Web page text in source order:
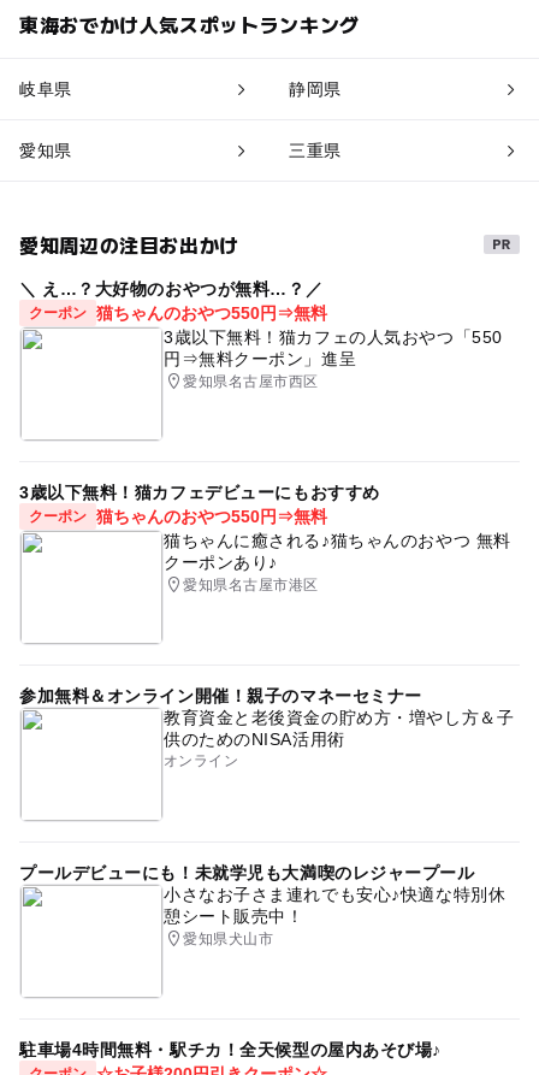
東海おでかけ人気スポットランキング
岐阜県 静岡県
愛知県 三重県
愛知周辺の注目お出かけ
＼ え…？大好物のおやつが無料…？／
クーポン 猫ちゃんのおやつ550円⇒無料
3歳以下無料！猫カフェの人気おやつ「550
円⇒無料クーポン」進呈
愛知県名古屋市西区
3歳以下無料！猫カフェデビューにもおすすめ
クーポン 猫ちゃんのおやつ550円⇒無料
猫ちゃんに癒される♪猫ちゃんのおやつ 無料
クーポンあり♪
愛知県名古屋市港区
参加無料＆オンライン開催！親子のマネーセミナー
教育資金と老後資金の貯め方・増やし方＆子
供のためのNISA活用術
オンライン
プールデビューにも！未就学児も大満喫のレジャープール
小さなお子さま連れでも安心♪快適な特別休
憩シート販売中！
愛知県犬山市
駐車場4時間無料・駅チカ！全天候型の屋内あそび場♪